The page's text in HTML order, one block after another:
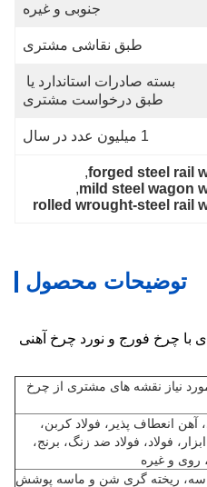
جنوبی و غیره
طبق نقاشی مشتری
طبق درخواست مشتری
1 میلیون عدد در سال
forged steel rail
,
mild steel wagon
,
rolled wrought-steel rail
توضیحات محصول
با چرخ فورج و نورد چرخ آهنی
نیاز نقشه های مشتری از چرخ
آهن انعطاف پذیر، فولاد کربن،
فولاد، فولاد ضد زنگ، برنج،
روی و غیره
ریخته گری شن و ماسه پوشش